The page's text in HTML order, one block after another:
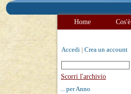
Home Cos'è
Accedi Crea un account
Scorri l'archivio
... per Anno